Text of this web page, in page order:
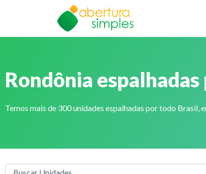
Rondônia
Temos mais de 300 unidades espalhadas por todo Brasil,